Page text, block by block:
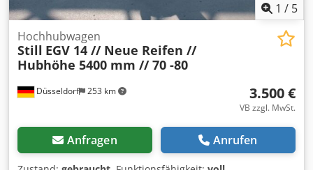
1 / 5
Düsseldorf 253 km
Hochhubwagen
Still EGV 14 // Neue Reifen //
Hubhöhe 5400 mm // 70 -80
3.500 €
VB zzgl. MwSt.
Anfragen Anrufen